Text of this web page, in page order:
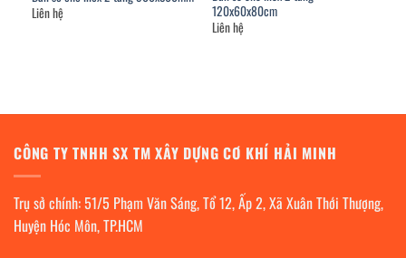
Liên hệ
120x60x80cm
Liên hệ
CÔNG TY TNHH SX TM XÂY DỰNG CƠ KHÍ HẢI MINH
Trụ sở chính: 51/5 Phạm Văn Sáng, Tổ 12, Ấp 2, Xã Xuân Thới Thượng,
Huyện Hóc Môn, TP.HCM